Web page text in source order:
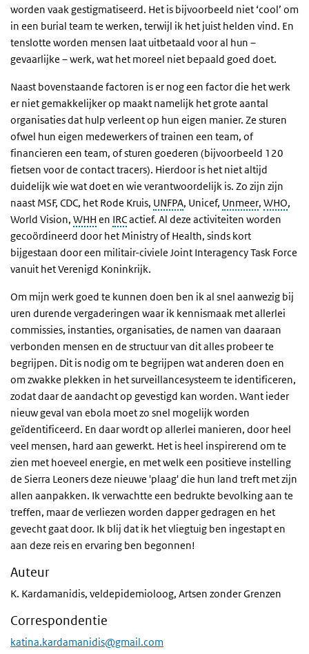
worden vaak gestigmatiseerd. Het is bijvoorbeeld niet ‘cool’ om
in een burial team te werken, terwijl ik het juist helden vind. En
tenslotte worden mensen laat uitbetaald voor al hun –
gevaarlijke – werk, wat het moreel niet bepaald goed doet.
Naast bovenstaande factoren is er nog een factor die het werk
er niet gemakkelijker op maakt namelijk het grote aantal
organisaties dat hulp verleent op hun eigen manier. Ze sturen
ofwel hun eigen medewerkers of trainen een team, of
financieren een team, of sturen goederen (bijvoorbeeld 120
fietsen voor de contact tracers). Hierdoor is het niet altijd
duidelijk wie wat doet en wie verantwoordelijk is. Zo zijn zijn
naast MSF, CDC, het Rode Kruis, UNFPA, Unicef, Unmeer, WHO,
World Vision, WHH en IRCactief. Al deze activiteiten worden
gecoördineerd door het Ministry of Health, sinds kort
bijgestaan door een militair-civiele Joint Interagency Task Force
vanuit het Verenigd Koninkrijk.
Om mijn werk goed te kunnen doen ben ik al snel aanwezig bij
uren durende vergaderingen waar ik kennismaak met allerlei
commissies, instanties, organisaties, de namen van daaraan
verbonden mensen en de structuur van dit alles probeer te
begrijpen. Dit is nodig om te begrijpen wat anderen doen en
om zwakke plekken in het surveillancesysteem te identificeren,
zodat daar de aandacht op gevestigd kan worden. Want ieder
nieuw geval van ebola moet zo snel mogelijk worden
geïdentificeerd. En daar wordt op allerlei manieren, door heel
veel mensen, hard aan gewerkt. Het is heel inspirerend om te
zien met hoeveel energie, en met welk een positieve instelling
de Sierra Leoners deze nieuwe 'plaag' die hun land treft met zijn
allen aanpakken. Ik verwachtte een bedrukte bevolking aan te
treffen, maar de verliezen worden dapper gedragen en het
gevecht gaat door. Ik blij dat ik het vliegtuig ben ingestapt en
aan deze reis en ervaring ben begonnen!
Auteur
K. Kardamanidis, veldepidemioloog, Artsen zonder Grenzen
Correspondentie
katina.kardamanidis@gmail.com